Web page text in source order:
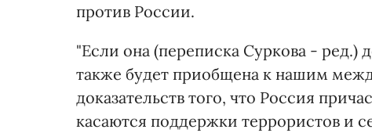
против России.
"Если она (переписка Суркова - ред.)
также будет приобщена к нашим
доказательств того, что Россия
касаются поддержки террористов и